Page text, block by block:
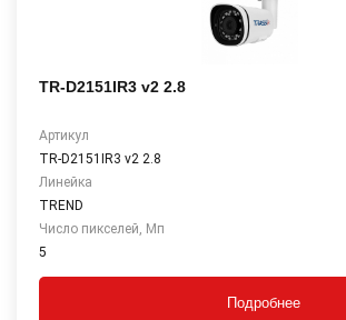
TR-D2151IR3 v2 2.8
Артикул
TR-D2151IR3 v2 2.8
Линейка
TREND
Число пикселей, Мп
5
Подробнее